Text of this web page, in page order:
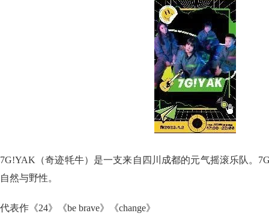
7G!YAK（奇迹牦牛）是一支来自四川成都的元气摇滚乐队。
自然与野性。
代表作《24》《be brave》《change》